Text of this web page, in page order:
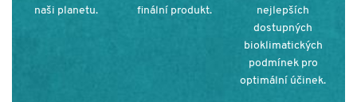
naši planetu.
finální produkt.
nejlepších
dostupných
bioklimatických
podmínek pro
optimální účinek.